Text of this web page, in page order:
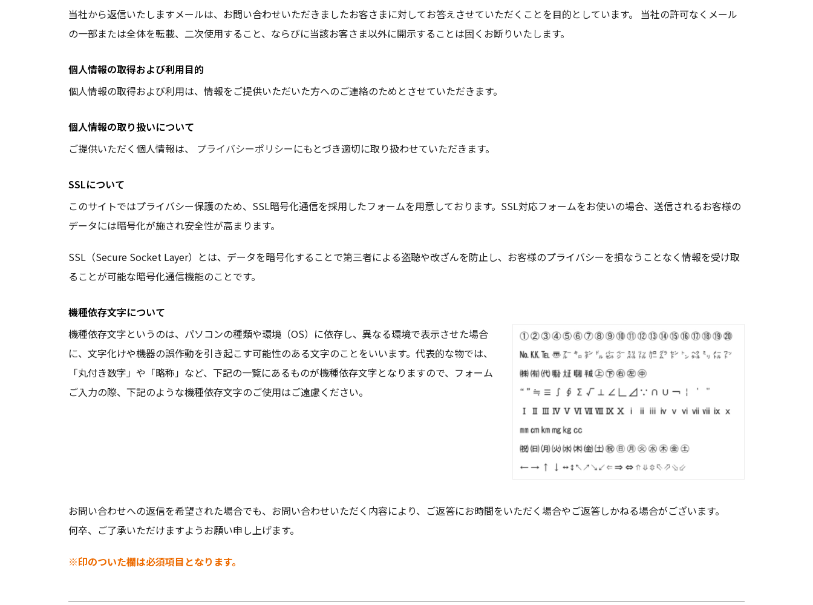
当社から返信いたしますメールは、お問い合わせいただきましたお客さまに対してお答えさせていただくことを目的としています。 当社の許可なくメール
の一部または全体を転載、二次使用すること、ならびに当該お客さま以外に開示することは固くお断りいたします。
個人情報の取得および利用目的
個人情報の取得および利用は、情報をご提供いただいた方へのご連絡のためとさせていただきます。
個人情報の取り扱いについて
ご提供いただく個人情報は、 プライバシーポリシーにもとづき適切に取り扱わせていただきます。
SSLについて
このサイトではプライバシー保護のため、SSL暗号化通信を採用したフォームを用意しております。SSL対応フォームをお使いの場合、送信されるお客様の
データには暗号化が施され安全性が高まります。
SSL（Secure Socket Layer）とは、データを暗号化することで第三者による盗聴や改ざんを防止し、お客様のプライバシーを損なうことなく情報を受け取
ることが可能な暗号化通信機能のことです。
機種依存文字について
機種依存文字というのは、パソコンの種類や環境（OS）に依存し、異なる環境で表示させた場合
に、文字化けや機器の誤作動を引き起こす可能性のある文字のことをいいます。代表的な物では、
「丸付き数字」や「略称」など、下記の一覧にあるものが機種依存文字となりますので、フォーム
ご入力の際、下記のような機種依存文字のご使用はご遠慮ください。
お問い合わせへの返信を希望された場合でも、お問い合わせいただく内容により、ご返答にお時間をいただく場合やご返答しかねる場合がございます。
何卒、ご了承いただけますようお願い申し上げます。
※印のついた欄は必須項目となります。